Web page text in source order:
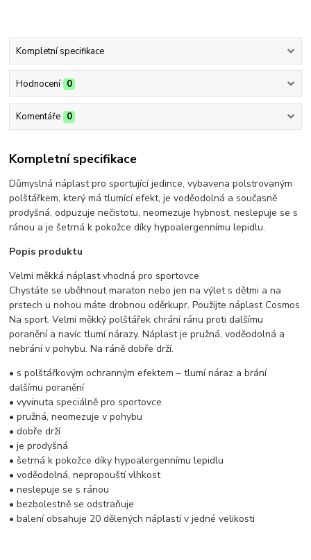
Kompletní specifikace
Hodnocení 0
Komentáře 0
Kompletní specifikace
Důmyslná náplast pro sportující jedince, vybavena polstrovaným
polštářkem, který má tlumící efekt, je voděodolná a současně
prodyšná, odpuzuje nečistotu, neomezuje hybnost, neslepuje se s
ránou a je šetrná k pokožce díky hypoalergennímu lepidlu.
Popis produktu
Velmi měkká náplast vhodná pro sportovce
Chystáte se uběhnout maraton nebo jen na výlet s dětmi a na
prstech u nohou máte drobnou oděrkupr. Použijte náplast Cosmos
Na sport. Velmi měkký polštářek chrání ránu proti dalšímu
poranění a navíc tlumí nárazy. Náplast je pružná, voděodolná a
nebrání v pohybu. Na ráně dobře drží.
• s polštářkovým ochranným efektem – tlumí náraz a brání
dalšímu poranění
• vyvinuta speciálně pro sportovce
• pružná, neomezuje v pohybu
• dobře drží
• je prodyšná
• šetrná k pokožce díky hypoalergennímu lepidlu
• voděodolná, nepropouští vlhkost
• neslepuje se s ránou
• bezbolestně se odstraňuje
• balení obsahuje 20 dělených náplastí v jedné velikosti